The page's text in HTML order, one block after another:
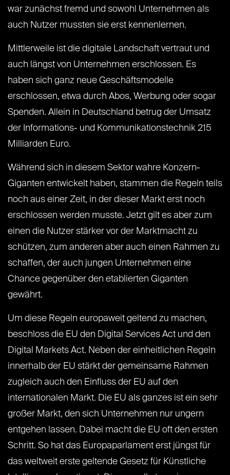
war zunächst fremd und sowohl Unternehmen als
auch Nutzer mussten sie erst kennenlernen.
Mittlerweile ist die digitale Landschaft vertraut und
auch längst von Unternehmen erschlossen. Es
haben sich ganz neue Geschäftsmodelle
erschlossen, etwa durch Abos, Werbung oder sogar
Spenden. Allein in Deutschland betrug der Umsatz
der Informations- und Kommunikationstechnik 215
Milliarden Euro.
Während sich in diesem Sektor wahre Konzern-
Giganten entwickelt haben, stammen die Regeln teils
noch aus einer Zeit, in der dieser Markt erst noch
erschlossen werden musste. Jetzt gilt es aber zum
einen die Nutzer stärker vor der Marktmacht zu
schützen, zum anderen aber auch einen Rahmen zu
schaffen, der auch jungen Unternehmen eine
Chance gegenüber den etablierten Giganten
gewährt.
Um diese Regeln europaweit geltend zu machen,
beschloss die EU den Digital Services Act und den
Digital Markets Act. Neben der einheitlichen Regeln
innerhalb der EU stärkt der gemeinsame Rahmen
zugleich auch den Einfluss der EU auf den
internationalen Markt. Die EU als ganzes ist ein sehr
großer Markt, den sich Unternehmen nur ungern
entgehen lassen. Dabei macht die EU oft den ersten
Schritt. So hat das Europaparlament erst jüngst für
das weltweit erste geltende Gesetz für Künstliche